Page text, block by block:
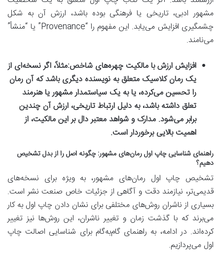
مشهور ادبی، تاریخی یا فرهنگی بوده باشد، ارزش آن به شکل
چشمگیری افزایش می‌یابد. این مفهوم را “Provenance” یا “منشأ”
می‌نامند.
افزایش ارزش با مالکیت چهره‌های شاخص:مثلاً، اگر نسخه‌ای از
یک رمان کلاسیک متعلق به نویسنده دیگری باشد که آن رمان
را تحسین می‌کرده، یا به یک سیاستمدار مشهور یا هنرمند
تعلق داشته باشد، به دلیل ارتباط تاریخی، ارزش آن چندین
برابر می‌شود. مدارک و شواهد معتبر دال بر این مالکیت، از
اهمیت بالایی برخوردار است.
راهنمای شناسایی چاپ اول رمان‌های مشهور: چگونه اصل را از بدل تشخیص
دهیم؟
تشخیص چاپ اول رمان‌های مشهور، به ویژه برای نسخه‌های
قدیمی‌تر، نیازمند دقت و آگاهی از جزئیات خاص صنعت نشر است.
بسیاری از ناشران روش‌های مختلفی برای نشان دادن چاپ اول به کار
می‌برند که با گذشت زمان و تغییر ناشران، این روش‌ها نیز تغییر
کرده‌اند. در ادامه، به راهنمای گام‌به‌گام برای شناسایی اصالت چاپ
اول می‌پردازیم.